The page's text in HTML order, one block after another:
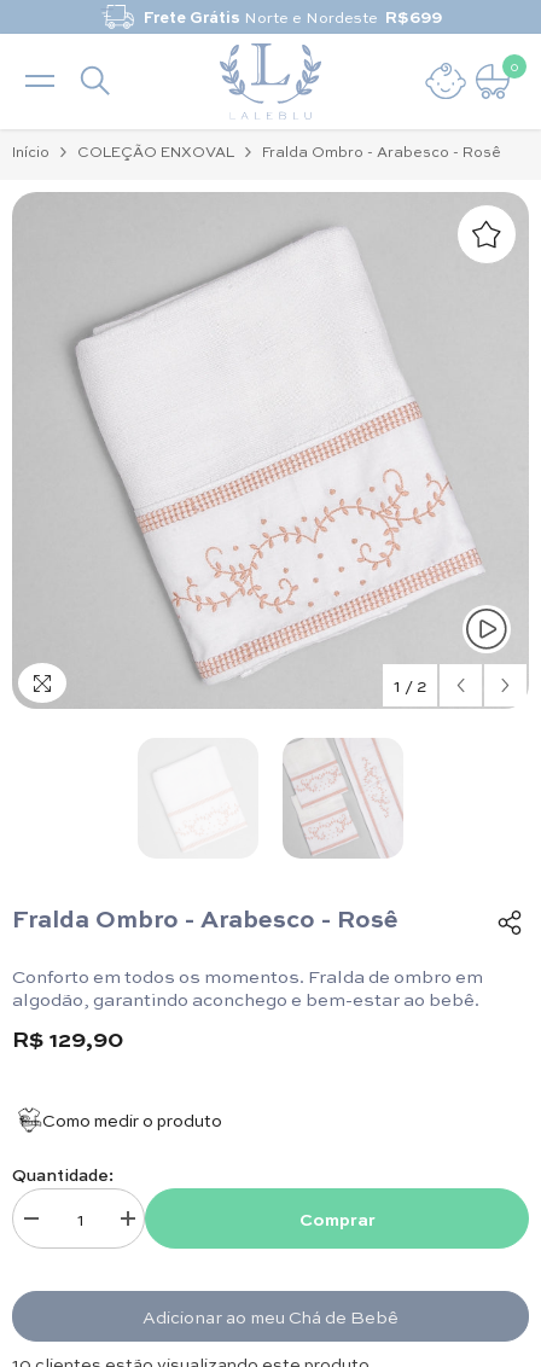
Pular para o conteúdo
Frete Grátis Norte e Nordeste R$699
0
0
Início COLEÇÃO ENXOVAL Fralda Ombro - Arabesco - Rosê
1 / 2
Fralda Ombro - Arabesco - Rosê
Conforto em todos os momentos. Fralda de ombro em
algodão, garantindo aconchego e bem-estar ao bebê.
R$ 129,90
Como medir o produto
Quantidade:
Diminuir quantidade para Fralda Ombro - Arabesco - Rosê
Aumentar quantidade para Fralda Ombro - Arabesco - Rosê
Comprar
Adicionar ao meu Chá de Bebê